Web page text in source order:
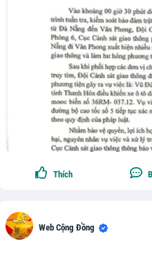
Thích
Web Cộng Đồng